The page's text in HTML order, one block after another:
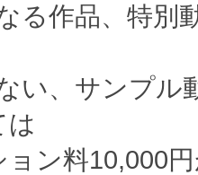
る作品、特別
い、サンプル
は
ン料10,000